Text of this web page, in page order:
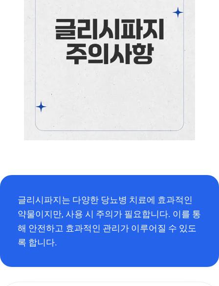
글리시파지는 다양한 당뇨병 치료에 효과적인
약물이지만, 사용 시 주의가 필요합니다. 이를 통
해 안전하고 효과적인 관리가 이루어질 수 있도
록 합니다.